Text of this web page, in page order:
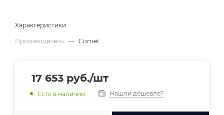
Характеристики
Производитель — Comet
17 653 руб./шт
Есть в наличии Нашли дешевле?